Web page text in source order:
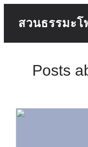
สวนธรรมะ
Posts